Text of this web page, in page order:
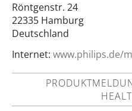
Röntgenstr. 24
22335 Hamburg
Deutschland
Internet: www.philips.de/